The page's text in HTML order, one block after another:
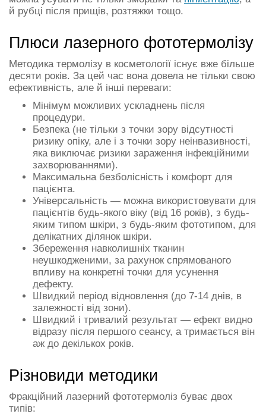
й рубці після прищів, розтяжки тощо.
Плюси лазерного фототермолізу
Методика термолізу в косметології існує вже більше
десяти років. За цей час вона довела не тільки свою
ефективність, але й інші переваги:
Мінімум можливих ускладнень після
процедури.
Безпека (не тільки з точки зору відсутності
ризику опіку, але і з точки зору неінвазивності,
яка виключає ризики зараження інфекційними
захворюваннями).
Максимальна безболісність і комфорт для
пацієнта.
Універсальність — можна використовувати для
пацієнтів будь-якого віку (від 16 років), з будь-
яким типом шкіри, з будь-яким фототипом, для
делікатних ділянок шкіри.
Збереження навколишніх тканин
неушкодженими, за рахунок спрямованого
впливу на конкретні точки для усунення
дефекту.
Швидкий період відновлення (до 7-14 днів, в
залежності від зони).
Швидкий і тривалий результат — ефект видно
відразу після першого сеансу, а тримається він
аж до декількох років.
Різновиди методики
Фракційний лазерний фототермоліз буває двох
типів: